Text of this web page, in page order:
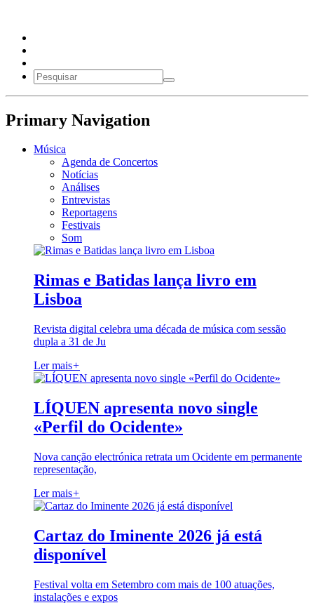
Primary Navigation
Música
Agenda de Concertos
Notícias
Análises
Entrevistas
Reportagens
Festivais
Som
Rimas e Batidas lança livro em
Lisboa
Revista digital celebra uma década de música com sessão
dupla a 31 de Ju
Ler mais+
LÍQUEN apresenta novo single
«Perfil do Ocidente»
Nova canção electrónica retrata um Ocidente em permanente
representação,
Ler mais+
Cartaz do Iminente 2026 já está
disponível
Festival volta em Setembro com mais de 100 atuações,
instalações e expos